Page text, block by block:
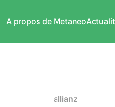
A propos de Metaneo
allianz